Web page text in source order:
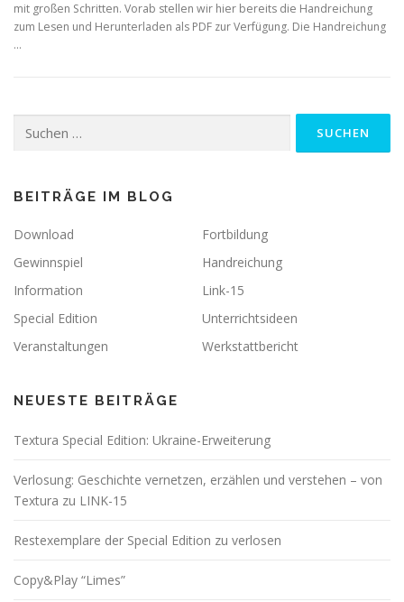
mit großen Schritten. Vorab stellen wir hier bereits die Handreichung
zum Lesen und Herunterladen als PDF zur Verfügung. Die Handreichung
…
nach:
BEITRÄGE IM BLOG
Download
Fortbildung
Gewinnspiel
Handreichung
Information
Link-15
Special Edition
Unterrichtsideen
Veranstaltungen
Werkstattbericht
NEUESTE BEITRÄGE
Textura Special Edition: Ukraine-Erweiterung
Verlosung: Geschichte vernetzen, erzählen und verstehen – von
Textura zu LINK-15
Restexemplare der Special Edition zu verlosen
Copy&Play “Limes”